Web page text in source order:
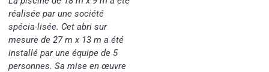
réalisée par une société
spécia-lisée. Cet abri sur
mesure de 27 m x 13 m a été
installé par une équipe de 5
personnes. Sa mise en œuvre